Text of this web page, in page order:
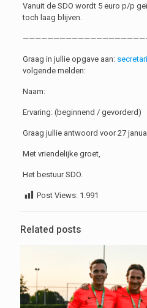
Vanuit de SDO wordt 5 euro p/p
toch laag blijven.
Graag in jullie opgave aan:
volgende melden:
Naam:
Ervaring: (beginnend / gevorderd)
Graag jullie antwoord voor 27
Met vriendelijke groet,
Het bestuur SDO.
Post Views: 1.991
Related posts